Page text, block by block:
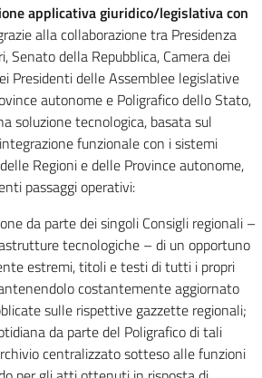
applicativa giuridico/legislativa con
alla collaborazione tra Presidenza
Senato della Repubblica, Camera dei
Presidenti delle Assemblee legislative
autonome e Poligrafico dello Stato,
soluzione tecnologica, basata sul
funzionale con i sistemi
Regioni e delle Province autonome,
passaggi operativi:
da parte dei singoli Consigli regionali –
tecnologiche – di un opportuno
estremi, titoli e testi di tutti i propri
costantemente aggiornato
sulle rispettive gazzette regionali;
da parte del Poligrafico di tali
centralizzato sotteso alle funzioni